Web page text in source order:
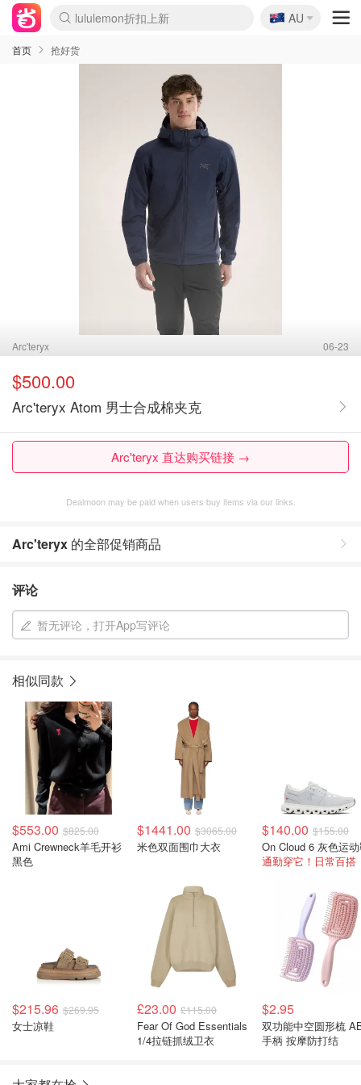
Sasa美妆护肤3.5折
SSENSE年中3折
FreshBeauty好价汇总
Cettire降价+叠9折
Farfetch折上8折
WWS Coles超市实拍
viagogo二手票捡漏
Myer超级周末1折
The Outnet奢牌1折起
David Jones 3折起
Flannels大牌1折
Perfumes Club护肤1折
AMIRO返校季6.2折
Oweek抽奖送Airpods
Amazon折扣汇总
eToro入金$200送$50
Amazon数码好物
ICONIC本周7.5折
ThedoubleF高奢地板价
Moose Knuckles 6折
丝芙兰5折起
EUFY官网3.7折起
Selenichast首饰2折
Trip机票酒店促销
YSL送5件彩妆礼
Amazon家居好物
BIGBANG巡演开票
David Jones时尚3折
Amazon美妆护肤
雅漾大喷$8
过敏原检测盒$33
伊索独家赠50ml沐浴露
科颜氏清仓3折
SEALIFE海洋馆门票6折
丝塔芙大白罐$16
订阅Newsletter送香薰
Cult Beauty 6.8折
Harrods圣诞日历2.3折
LN-CC奢牌私促3折
d'Alba空姐喷雾$16
EVE LOM套装逆天2折
Bernardelli独家4折
Adore Beauty 6折起
CT圣诞日历
Mytheresa奢品2.7折
Luxury Escapes 9折
Currentbody美容仪9折
MOON Garden Live
ALLSAINTS美衣3折
Roborock扫地机3.7折
Tingo Life水杯$24
Valentino官网5折
CR洗发护发6.3折
修丽可套装7.4折
Myer彩妆2件7折
GANNI官网4.5折
Stylevana韩妆4折
Tessabit高奢8.5折
🇦🇺
AU
首页 抢好货
Arc'teryx 06-23
$500.00
Arc'teryx Atom 男士合成棉夹克
Arc'teryx 直达购买链接 →
Dealmoon may be paid when users buy items via our links.
Arc'teryx 的全部促销商品
评论
暂无评论，打开App写评论
相似同款
$553.00 $825.00
Ami Crewneck羊毛开衫
黑色
$1441.00 $3065.00
米色双面围巾大衣
$140.00 $155.00
On Cloud 6 灰色运
通勤穿它！日常百搭
$215.96 $269.95
女士凉鞋
£23.00 £115.00
Fear Of God Essentials
1/4拉链抓绒卫衣
$2.95
双功能中空圆形梳
手柄 按摩防打结